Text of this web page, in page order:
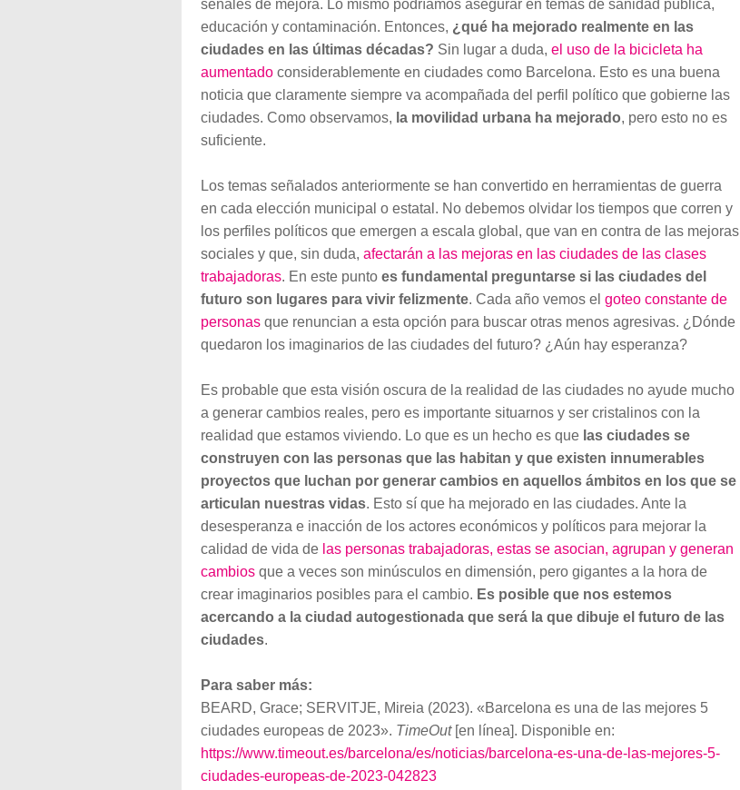
señales de mejora. Lo mismo podríamos asegurar en temas de sanidad pública,
educación y contaminación. Entonces, ¿qué ha mejorado realmente en las
ciudades en las últimas décadas? Sin lugar a duda, el uso de la bicicleta ha
aumentadoconsiderablemente en ciudades como Barcelona. Esto es una buena
noticia que claramente siempre va acompañada del perfil político que gobierne las
ciudades. Como observamos, la movilidad urbana ha mejorado, pero esto no es
suficiente.
Los temas señalados anteriormente se han convertido en herramientas de guerra
en cada elección municipal o estatal. No debemos olvidar los tiempos que corren y
los perfiles políticos que emergen a escala global, que van en contra de las mejoras
sociales y que, sin duda, afectarán a las mejoras en las ciudades de las clases
trabajadoras. En este punto es fundamental preguntarse si las ciudades del
futuro son lugares para vivir felizmente. Cada año vemos el goteo constante de
personasque renuncian a esta opción para buscar otras menos agresivas. ¿Dónde
quedaron los imaginarios de las ciudades del futuro? ¿Aún hay esperanza?
Es probable que esta visión oscura de la realidad de las ciudades no ayude mucho
a generar cambios reales, pero es importante situarnos y ser cristalinos con la
realidad que estamos viviendo. Lo que es un hecho es que las ciudades se
construyen con las personas que las habitan y que existen innumerables
proyectos que luchan por generar cambios en aquellos ámbitos en los que se
articulan nuestras vidas. Esto sí que ha mejorado en las ciudades. Ante la
desesperanza e inacción de los actores económicos y políticos para mejorar la
calidad de vida de las personas trabajadoras, estas se asocian, agrupan y generan
cambiosque a veces son minúsculos en dimensión, pero gigantes a la hora de
crear imaginarios posibles para el cambio. Es posible que nos estemos
acercando a la ciudad autogestionada que será la que dibuje el futuro de las
ciudades.
Para saber más:
BEARD, Grace; SERVITJE, Mireia (2023). «Barcelona es una de las mejores 5
ciudades europeas de 2023». TimeOut[en línea]. Disponible en:
https://www.timeout.es/barcelona/es/noticias/barcelona-es-una-de-las-mejores-5-
ciudades-europeas-de-2023-042823